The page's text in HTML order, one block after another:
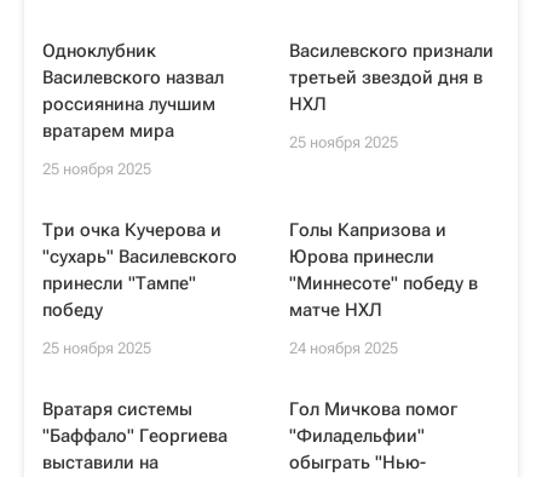
Одноклубник
Василевского назвал
россиянина лучшим
вратарем мира
25 ноября 2025
Василевского признали
третьей звездой дня в
НХЛ
25 ноября 2025
Три очка Кучерова и
"сухарь" Василевского
принесли "Тампе"
победу
25 ноября 2025
Голы Капризова и
Юрова принесли
"Миннесоте" победу в
матче НХЛ
24 ноября 2025
Вратаря системы
"Баффало" Георгиева
выставили на
Гол Мичкова помог
"Филадельфии"
обыграть "Нью-